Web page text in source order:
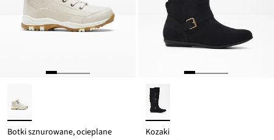
Botki sznurowane, ocieplane Kozaki